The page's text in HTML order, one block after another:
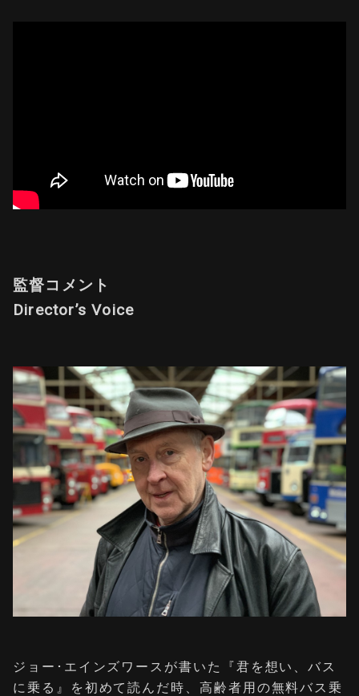
監督コメント
Director’s Voice
ジョー･エインズワースが書いた『君を想い、バス
に乗る』を初めて読んだ時、高齢者用の無料バス乗